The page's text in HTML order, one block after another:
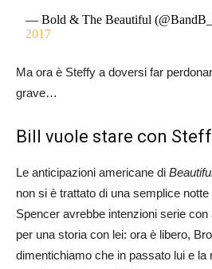
— Bold & The Beautiful
2017
Ma ora è Steffy a doversi far
grave…
Bill vuole stare con
Le anticipazioni americane di
non si è trattato di una semplice
Spencer avrebbe intenzioni serie con
per una storia con lei: ora è libero,
dimentichiamo che in passato lui e la